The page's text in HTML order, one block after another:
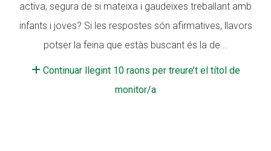
activa, segura de si mateixa i gaudeixes treballant amb
infants i joves? Si les respostes són afirmatives, llavors
potser la feina que estàs buscant és la de...
Continuar llegint 10 raons per treure’t el títol de
monitor/a
SUPORT TERCER SECTOR
SUPORT TERCER SECTOR